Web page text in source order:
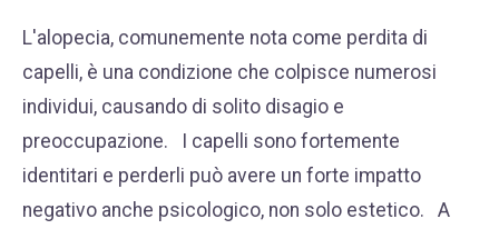
Capelli
Sessualità maschile
Disturbi dell’età
Pelle
PODCAST DIMAGRIRE FACILE
DIVENTA PAZIENTE
DICONO DI NOI
CONTATTI
+39 030 2807547
+39 335 5850800
SKYPE
ENRICO.FILIP
L'alopecia, comunemente nota come perdita di
capelli, è una condizione che colpisce numerosi
individui, causando di solito disagio e
preoccupazione.
I capelli sono fortemente
identitari e perderli può avere un forte impatto
negativo anche psicologico, non solo estetico.
A